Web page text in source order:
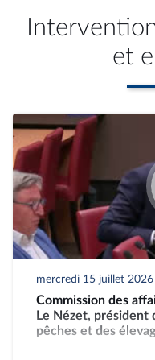
et
mercredi 15 juillet 2026
Commission des
Le Nézet, président
pêches et des